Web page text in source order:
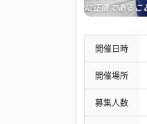
開催日時
開催場所
募集人数